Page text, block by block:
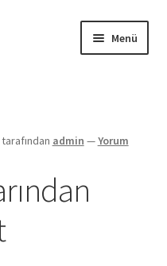
Menü
tarafından admin —Yorum